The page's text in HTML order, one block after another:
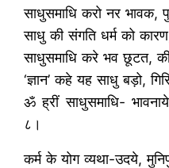
साधुसमाधि करो नर भावक,
साधु की संगति धर्म को
साधुसमाधि करे भव छूटत,
‘ज्ञान’ कहे यह साधु बड़ो,
ॐ ह्रीं साधुसमाधि- भावनाये
८।
कर्म के योग व्यथा-उदये,